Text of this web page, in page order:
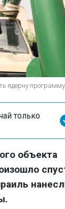
ядерну программу
только
объекта